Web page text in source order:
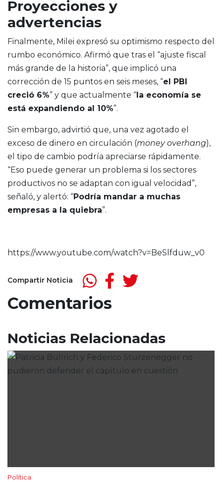
Proyecciones y
advertencias
Finalmente, Milei expresó su optimismo respecto del
rumbo económico. Afirmó que tras el “ajuste fiscal
más grande de la historia”, que implicó una
corrección de 15 puntos en seis meses, “el PBI
creció 6%” y que actualmente “la economía se
está expandiendo al 10%”.
Sin embargo, advirtió que, una vez agotado el
exceso de dinero en circulación (money overhang),
el tipo de cambio podría apreciarse rápidamente.
“Eso puede generar un problema si los sectores
productivos no se adaptan con igual velocidad”,
señaló, y alertó: “Podría mandar a muchas
empresas a la quiebra”.
https://www.youtube.com/watch?v=BeSlfduw_v0
Compartir Noticia
Comentarios
Noticias Relacionadas
Política